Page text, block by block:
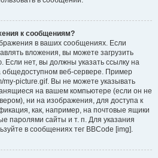
к сообщениям?
в ваших сообщениях. Если
вложения, вы можете загрузить
нет, вы должны указать ссылку на
веб-сервере. Пример
my-picture.gif. Вы не можете указывать
на вашем компьютере (если он не
ни на изображения, для доступа к
как, например, на почтовые ящики
паролями сайты и т. п. Для указания
в сообщениях тег BBCode [img].